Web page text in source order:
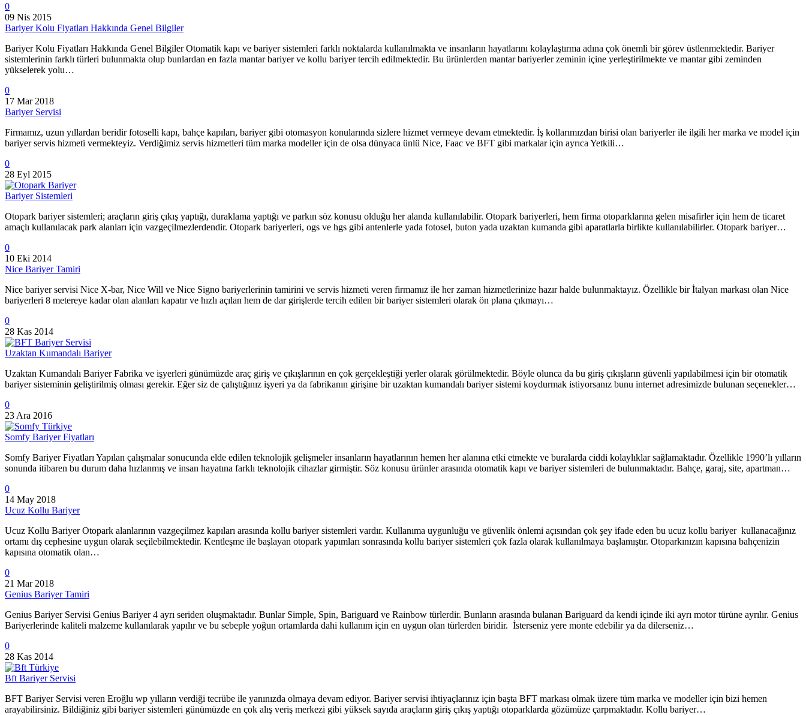
0
09 Nis 2015
Bariyer Kolu Fiyatları Hakkında Genel Bilgiler
Bariyer Kolu Fiyatları Hakkında Genel Bilgiler Otomatik kapı ve bariyer sistemleri farklı noktalarda kullanılmakta ve insanların hayatlarını kolaylaştırma adına çok önemli bir görev üstlenmektedir. Bariyer
sistemlerinin farklı türleri bulunmakta olup bunlardan en fazla mantar bariyer ve kollu bariyer tercih edilmektedir. Bu ürünlerden mantar bariyerler zeminin içine yerleştirilmekte ve mantar gibi zeminden
yükselerek yolu…
0
17 Mar 2018
Bariyer Servisi
Firmamız, uzun yıllardan beridir fotoselli kapı, bahçe kapıları, bariyer gibi otomasyon konularında sizlere hizmet vermeye devam etmektedir. İş kollarımızdan birisi olan bariyerler ile ilgili her marka ve model için
bariyer servis hizmeti vermekteyiz. Verdiğimiz servis hizmetleri tüm marka modeller için de olsa dünyaca ünlü Nice, Faac ve BFT gibi markalar için ayrıca Yetkili…
0
28 Eyl 2015
Bariyer Sistemleri
Otopark bariyer sistemleri; araçların giriş çıkış yaptığı, duraklama yaptığı ve parkın söz konusu olduğu her alanda kullanılabilir. Otopark bariyerleri, hem firma otoparklarına gelen misafirler için hem de ticaret
amaçlı kullanılacak park alanları için vazgeçilmezlerdendir. Otopark bariyerleri, ogs ve hgs gibi antenlerle yada fotosel, buton yada uzaktan kumanda gibi aparatlarla birlikte kullanılabilirler. Otopark bariyer…
0
10 Eki 2014
Nice Bariyer Tamiri
Nice bariyer servisi Nice X-bar, Nice Will ve Nice Signo bariyerlerinin tamirini ve servis hizmeti veren firmamız ile her zaman hizmetlerinize hazır halde bulunmaktayız. Özellikle bir İtalyan markası olan Nice
bariyerleri 8 metereye kadar olan alanları kapatır ve hızlı açılan hem de dar girişlerde tercih edilen bir bariyer sistemleri olarak ön plana çıkmayı…
0
28 Kas 2014
Uzaktan Kumandalı Bariyer
Uzaktan Kumandalı Bariyer Fabrika ve işyerleri günümüzde araç giriş ve çıkışlarının en çok gerçekleştiği yerler olarak görülmektedir. Böyle olunca da bu giriş çıkışların güvenli yapılabilmesi için bir otomatik
bariyer sisteminin geliştirilmiş olması gerekir. Eğer siz de çalıştığınız işyeri ya da fabrikanın girişine bir uzaktan kumandalı bariyer sistemi koydurmak istiyorsanız bunu internet adresimizde bulunan seçenekler…
0
23 Ara 2016
Somfy Bariyer Fiyatları
Somfy Bariyer Fiyatları Yapılan çalışmalar sonucunda elde edilen teknolojik gelişmeler insanların hayatlarının hemen her alanına etki etmekte ve buralarda ciddi kolaylıklar sağlamaktadır. Özellikle 1990’lı yılların
sonunda itibaren bu durum daha hızlanmış ve insan hayatına farklı teknolojik cihazlar girmiştir. Söz konusu ürünler arasında otomatik kapı ve bariyer sistemleri de bulunmaktadır. Bahçe, garaj, site, apartman…
0
14 May 2018
Ucuz Kollu Bariyer
Ucuz Kollu Bariyer Otopark alanlarının vazgeçilmez kapıları arasında kollu bariyer sistemleri vardır. Kullanıma uygunluğu ve güvenlik önlemi açısından çok şey ifade eden bu ucuz kollu bariyer kullanacağınız
ortamı dış cephesine uygun olarak seçilebilmektedir. Kentleşme ile başlayan otopark yapımları sonrasında kollu bariyer sistemleri çok fazla olarak kullanılmaya başlamıştır. Otoparkınızın kapısına bahçenizin
kapısına otomatik olan…
0
21 Mar 2018
Genius Bariyer Tamiri
Genius Bariyer Servisi Genius Bariyer 4 ayrı seriden oluşmaktadır. Bunlar Simple, Spin, Bariguard ve Rainbow türlerdir. Bunların arasında bulanan Bariguard da kendi içinde iki ayrı motor türüne ayrılır. Genius
Bariyerlerinde kaliteli malzeme kullanılarak yapılır ve bu sebeple yoğun ortamlarda dahi kullanım için en uygun olan türlerden biridir. İsterseniz yere monte edebilir ya da dilerseniz…
0
28 Kas 2014
Bft Bariyer Servisi
BFT Bariyer Servisi veren Eroğlu wp yılların verdiği tecrübe ile yanınızda olmaya devam ediyor. Bariyer servisi ihtiyaçlarınız için başta BFT markası olmak üzere tüm marka ve modeller için bizi hemen
arayabilirsiniz. Bildiğiniz gibi bariyer sistemleri günümüzde en çok alış veriş merkezi gibi yüksek sayıda araçların giriş çıkış yaptığı otoparklarda gözümüze çarpmaktadır. Kollu bariyer…